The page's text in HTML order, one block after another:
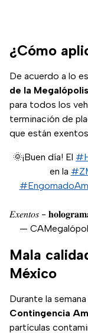
¿Cómo
De acuerdo a lo
de la Megalópolis
para todos los
terminación de
que están
🌞¡Buen día! El
en la
𝐸𝑥𝑒𝑛𝑡𝑜𝑠 -
—
Mala
México
Durante la
Contingencia
partículas